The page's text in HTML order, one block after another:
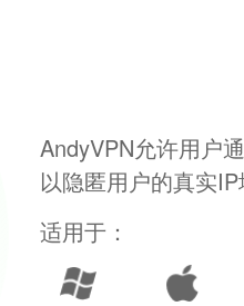
AndyVPN允许用户
以隐匿用户的真实IP
适用于：